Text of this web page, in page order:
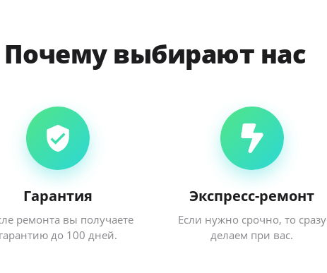
Почему выбирают нас
Гарантия
ремонта вы получаете
гарантию до 100 дней.
Экспресс-ремонт
Если нужно срочно, то сразу
делаем при вас.